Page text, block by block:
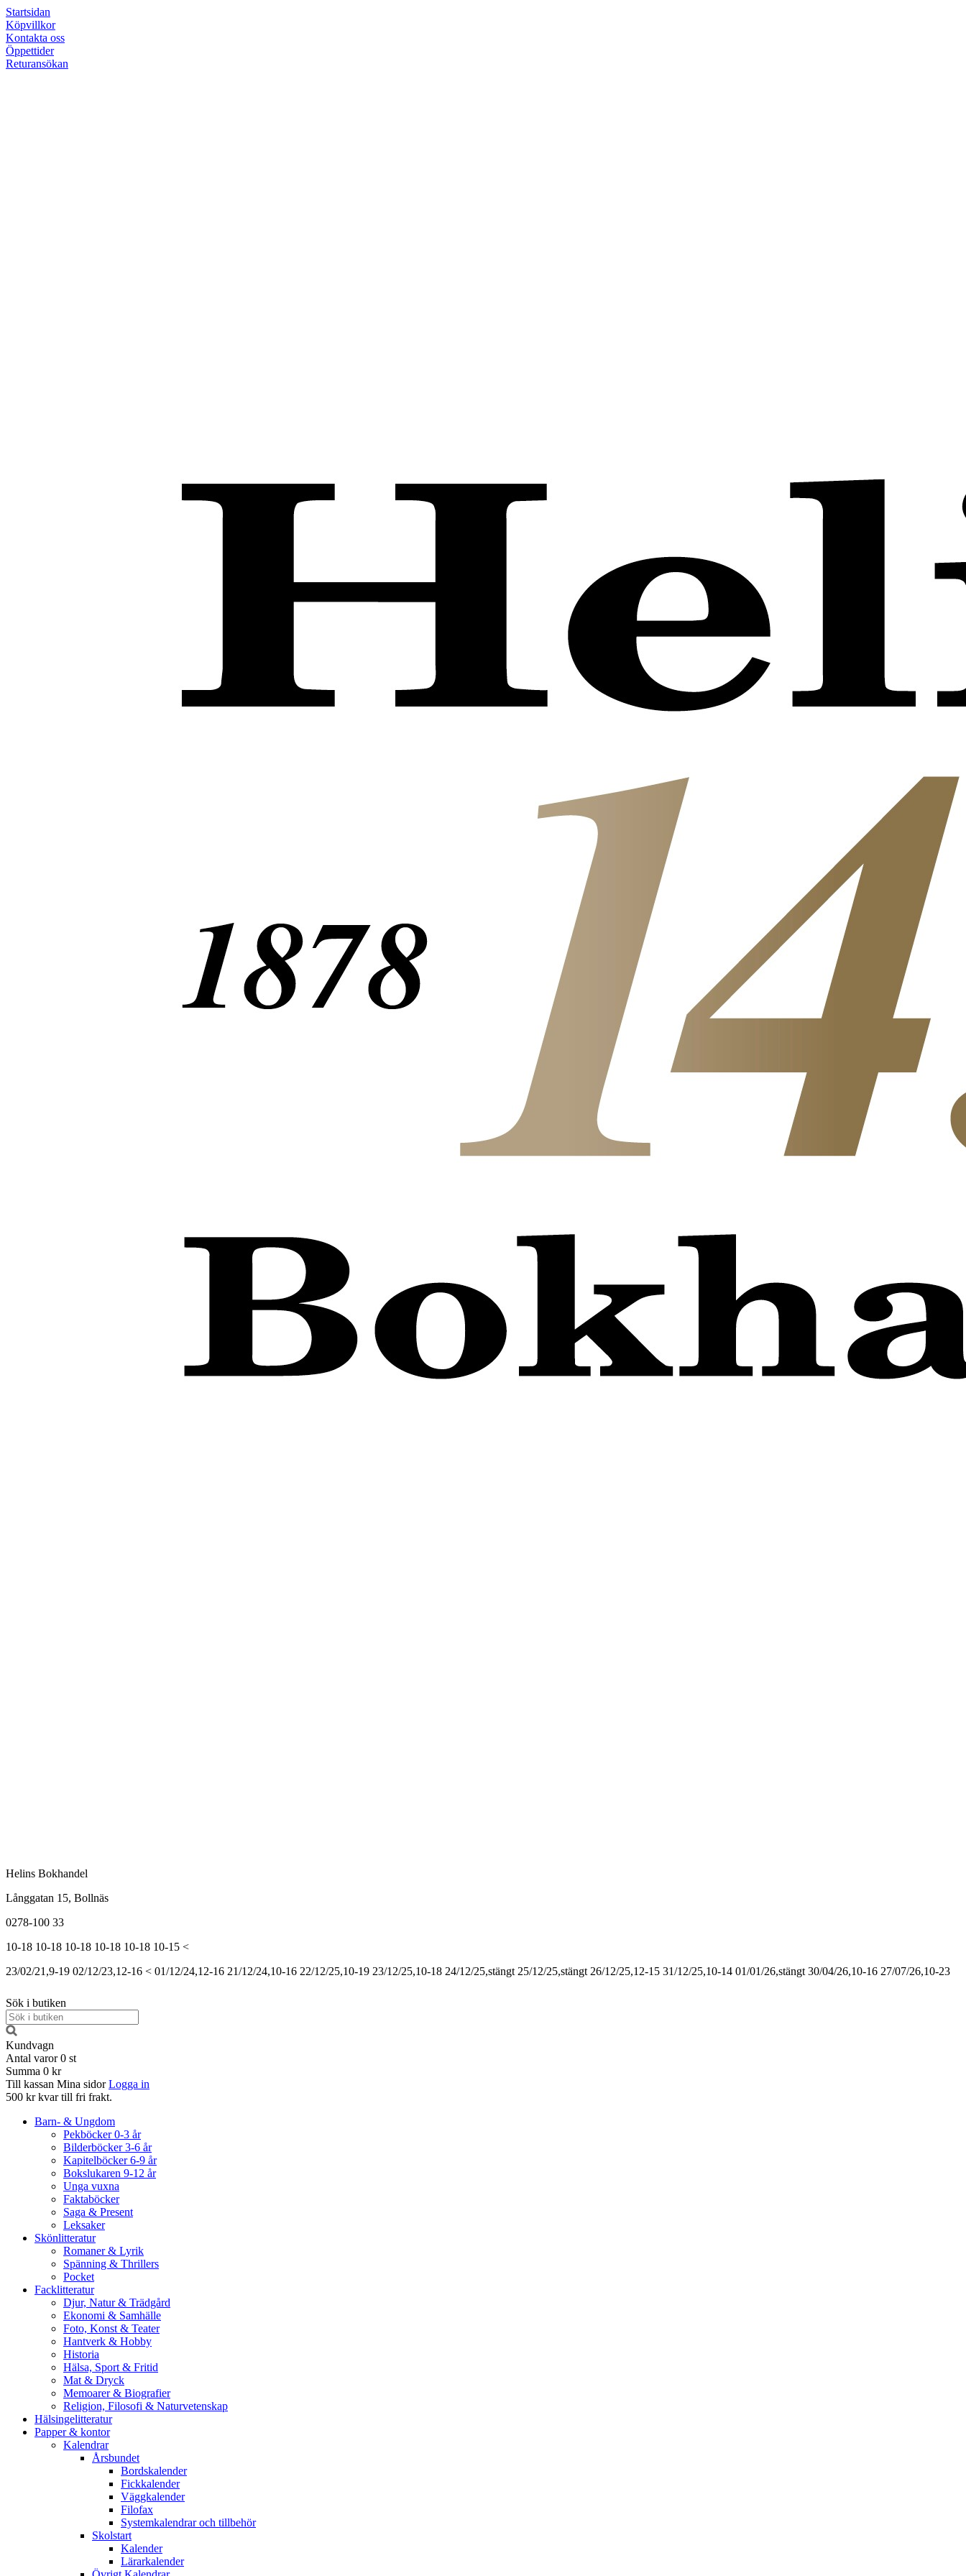
Startsidan
Köpvillkor
Kontakta oss
Öppettider
Returansökan
Helins Bokhandel
Långgatan 15, Bollnäs
0278-100 33
10-18 10-18 10-18 10-18 10-18 10-15 <
23/02/21,9-19 02/12/23,12-16 < 01/12/24,12-16 21/12/24,10-16 22/12/25,10-19 23/12/25,10-18 24/12/25,stängt 25/12/25,stängt 26/12/25,12-15 31/12/25,10-14 01/01/26,stängt 30/04/26,10-16 27/07/26,10-23
Sök i butiken
Kundvagn
Antal varor 0 st
Summa 0 kr
Till kassan Mina sidor Logga in
500 kr kvar till fri frakt.
Barn- & Ungdom
Pekböcker 0-3 år
Bilderböcker 3-6 år
Kapitelböcker 6-9 år
Bokslukaren 9-12 år
Unga vuxna
Faktaböcker
Saga & Present
Leksaker
Skönlitteratur
Romaner & Lyrik
Spänning & Thrillers
Pocket
Facklitteratur
Djur, Natur & Trädgård
Ekonomi & Samhälle
Foto, Konst & Teater
Hantverk & Hobby
Historia
Hälsa, Sport & Fritid
Mat & Dryck
Memoarer & Biografier
Religion, Filosofi & Naturvetenskap
Hälsingelitteratur
Papper & kontor
Kalendrar
Årsbundet
Bordskalender
Fickkalender
Väggkalender
Filofax
Systemkalendrar och tillbehör
Skolstart
Kalender
Lärarkalender